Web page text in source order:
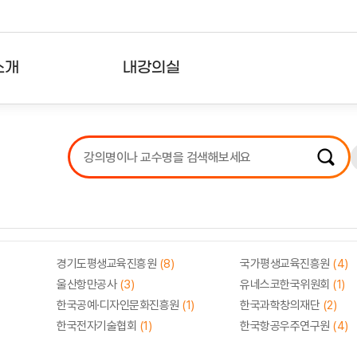
내강의실
강의리스트
수강확인증강의
경기도평생교육진흥원 (8) 국가평생교육진흥원 (4)
울산항만공사 (3) 유네스코한국위원회 (1)
한국공예·디자인문화진흥원 (1) 한국과학창의재단 (2)
한국전자기술협회 (1) 한국항공우주연구원 (4)